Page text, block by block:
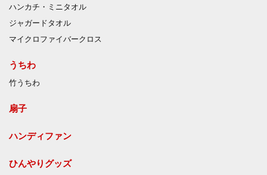
ハンカチ・ミニタオル
ジャガードタオル
マイクロファイバークロス
うちわ
竹うちわ
扇子
ハンディファン
ひんやりグッズ